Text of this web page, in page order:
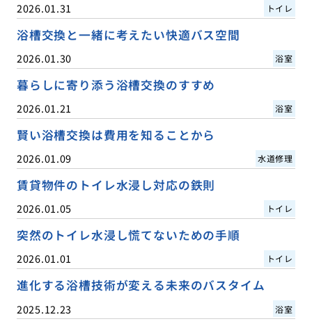
2026.01.31 トイレ
浴槽交換と一緒に考えたい快適バス空間
2026.01.30 浴室
暮らしに寄り添う浴槽交換のすすめ
2026.01.21 浴室
賢い浴槽交換は費用を知ることから
2026.01.09 水道修理
賃貸物件のトイレ水浸し対応の鉄則
2026.01.05 トイレ
突然のトイレ水浸し慌てないための手順
2026.01.01 トイレ
進化する浴槽技術が変える未来のバスタイム
2025.12.23 浴室